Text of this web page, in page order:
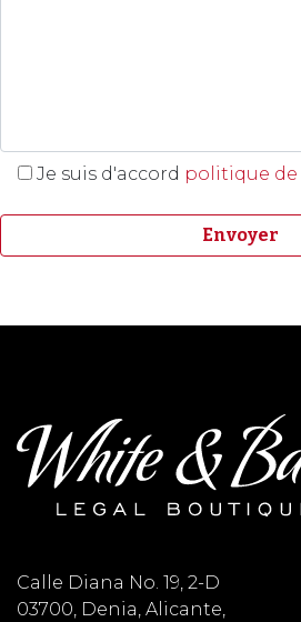
Je suis d'accord politique
Calle Diana No. 19, 2-D
03700, Denia, Alicante,